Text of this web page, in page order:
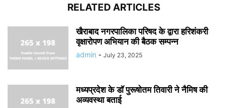
RELATED ARTICLES
खैराबाद नगरपालिका परिषद के द्वारा हरिशंकरी
वृक्षारोपण अभियान की बैठक सम्पन्न
admin - July 23, 2025
मध्यप्रदेश के डॉ पुरूषोतम तिवारी ने नैमिष की
अव्यवस्था बताई